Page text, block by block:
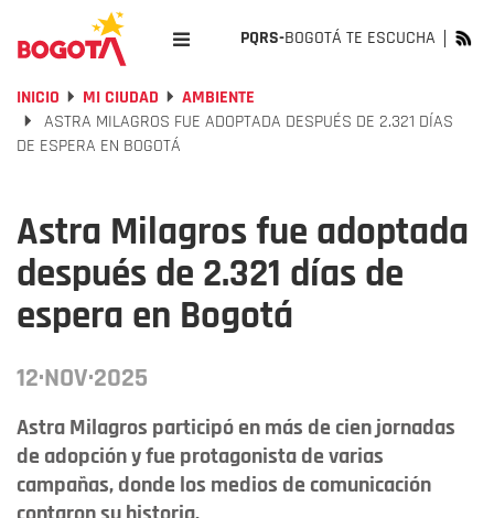
PQRS-BOGOTÁ TE ESCUCHA
INICIO MI CIUDAD
AMBIENTE
ASTRA MILAGROS FUE ADOPTADA DESPUÉS DE 2.321 DÍAS
DE ESPERA EN BOGOTÁ
Astra Milagros fue adoptada
después de 2.321 días de
espera en Bogotá
12·NOV·2025
Astra Milagros participó en más de cien jornadas
de adopción y fue protagonista de varias
campañas, donde los medios de comunicación